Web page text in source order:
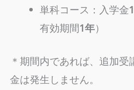
単科コース：入学金
有効期間1年）
＊期間内であれば、追加
金は発生しません。